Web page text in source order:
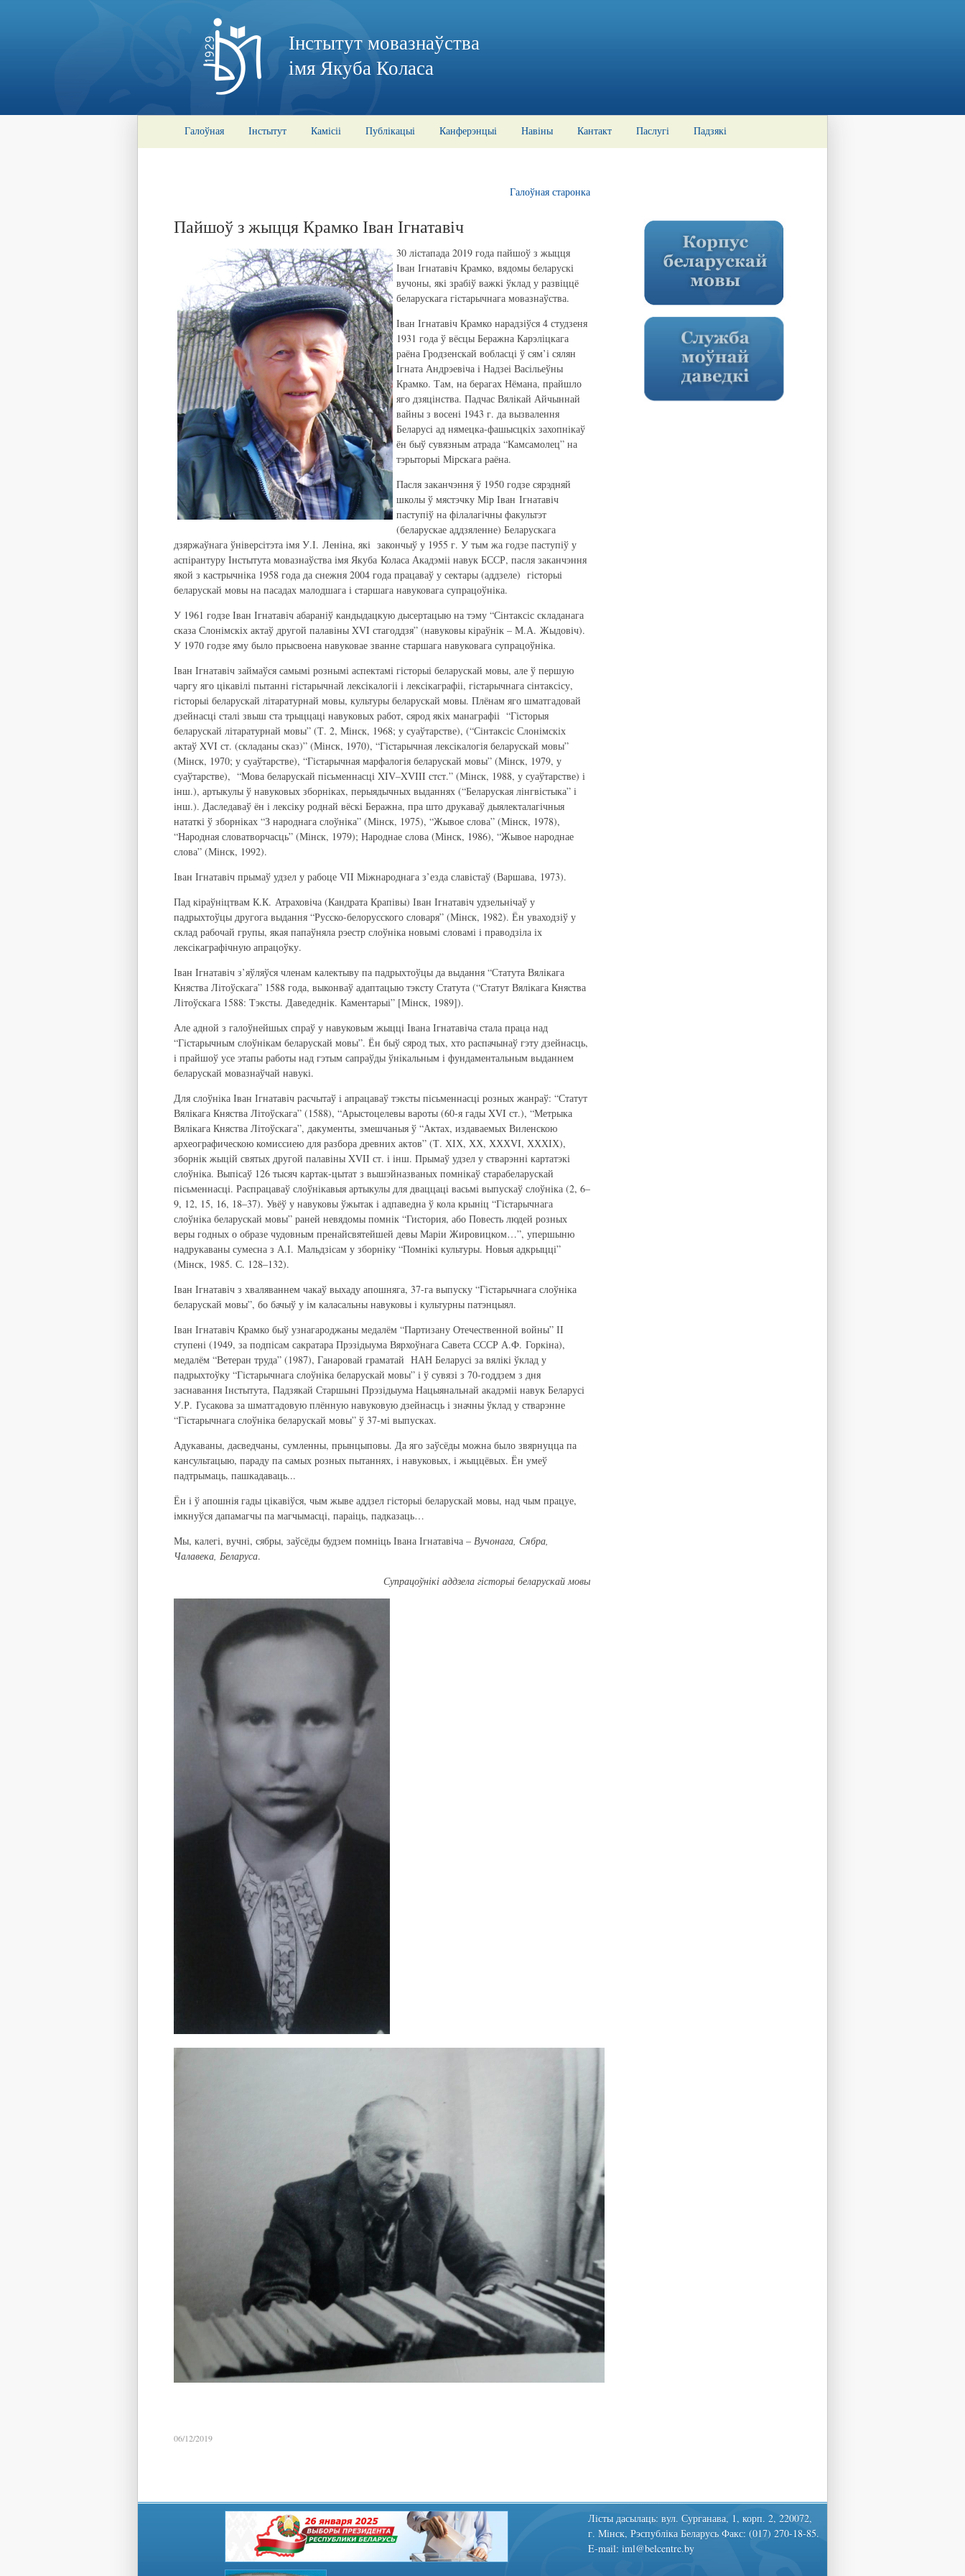
Інстытут мовазнаўства
імя Якуба Коласа
Галоўная Інстытут Камісіі Публікацыі Канферэнцыі Навіны Кантакт Паслугі Падзякі
Галоўная старонка
Пайшоў з жыцця Крамко Іван Ігнатавіч
30 лістапада 2019 года пайшоў з жыцця
Іван Ігнатавіч Крамко, вядомы беларускі
вучоны, які зрабіў важкі ўклад у развіццё
беларускага гістарычнага мовазнаўства.
Іван Ігнатавіч Крамко нарадзіўся 4 студзеня
1931 года ў вёсцы Беражна Карэліцкага
раёна Гродзенскай вобласці ў сям’і сялян
Ігната Андрэевіча і Надзеі Васільеўны
Крамко. Там, на берагах Нёмана, прайшло
яго дзяцінства. Падчас Вялікай Айчыннай
вайны з восені 1943 г. да вызвалення
Беларусі ад нямецка-фашысцкіх захопнікаў
ён быў сувязным атрада “Камсамолец” на
тэрыторыі Мірскага раёна.
Пасля заканчэння ў 1950 годзе сярэдняй
школы ў мястэчку Мір Іван Ігнатавіч
паступіў на філалагічны факультэт
(беларускае аддзяленне) Беларускага
дзяржаўнага ўніверсітэта імя У.І. Леніна, які закончыў у 1955 г. У тым жа годзе паступіў у
аспірантуру Інстытута мовазнаўства імя Якуба Коласа Акадэміі навук БССР, пасля заканчэння
якой з кастрычніка 1958 года да снежня 2004 года працаваў у сектары (аддзеле) гісторыі
беларускай мовы на пасадах малодшага і старшага навуковага супрацоўніка.
У 1961 годзе Іван Ігнатавіч абараніў кандыдацкую дысертацыю на тэму “Сінтаксіс складанага
сказа Слонімскіх актаў другой палавіны XVI стагоддзя” (навуковы кіраўнік – М.А. Жыдовіч).
У 1970 годзе яму было прысвоена навуковае званне старшага навуковага супрацоўніка.
Іван Ігнатавіч займаўся самымі рознымі аспектамі гісторыі беларускай мовы, але ў першую
чаргу яго цікавілі пытанні гістарычнай лексікалогіі і лексікаграфіі, гістарычнага сінтаксісу,
гісторыі беларускай літаратурнай мовы, культуры беларускай мовы. Плёнам яго шматгадовай
дзейнасці сталі звыш ста трыццаці навуковых работ, сярод якіх манаграфіі “Гісторыя
беларускай літаратурнай мовы” (Т. 2, Мінск, 1968; у суаўтарстве), (“Сінтаксіс Слонімскіх
актаў XVI ст. (складаны сказ)” (Мінск, 1970), “Гістарычная лексікалогія беларускай мовы”
(Мінск, 1970; у суаўтарстве), “Гістарычная марфалогія беларускай мовы” (Мінск, 1979, у
суаўтарстве), “Мова беларускай пісьменнасці XIV–XVIII стст.” (Мінск, 1988, у суаўтарстве) і
інш.), артыкулы ў навуковых зборніках, перыядычных выданнях (“Беларуская лінгвістыка” і
інш.). Даследаваў ён і лексіку роднай вёскі Беражна, пра што друкаваў дыялекталагічныя
нататкі ў зборніках “З народнага слоўніка” (Мінск, 1975), “Жывое слова” (Мінск, 1978),
“Народная словатворчасць” (Мінск, 1979); Народнае слова (Мінск, 1986), “Жывое народнае
слова” (Мінск, 1992).
Іван Ігнатавіч прымаў удзел у рабоце VII Міжнароднага з’езда славістаў (Варшава, 1973).
Пад кіраўніцтвам К.К. Атраховіча (Кандрата Крапівы) Іван Ігнатавіч удзельнічаў у
падрыхтоўцы другога выдання “Русско-белорусского словаря” (Мінск, 1982). Ён уваходзіў у
склад рабочай групы, якая папаўняла рэестр слоўніка новымі словамі і праводзіла іх
лексікаграфічную апрацоўку.
Іван Ігнатавіч з’яўляўся членам калектыву па падрыхтоўцы да выдання “Статута Вялікага
Княства Літоўскага” 1588 года, выконваў адаптацыю тэксту Статута (“Статут Вялікага Княства
Літоўскага 1588: Тэксты. Даведеднік. Каментарыі” [Мінск, 1989]).
Але адной з галоўнейшых спраў у навуковым жыцці Івана Ігнатавіча стала праца над
“Гістарычным слоўнікам беларускай мовы”. Ён быў сярод тых, хто распачынаў гэту дзейнасць,
і прайшоў усе этапы работы над гэтым сапраўды ўнікальным і фундаментальным выданнем
беларускай мовазнаўчай навукі.
Для слоўніка Іван Ігнатавіч расчытаў і апрацаваў тэксты пісьменнасці розных жанраў: “Статут
Вялікага Княства Літоўскага” (1588), “Арыстоцелевы вароты (60-я гады XVI ст.), “Метрыка
Вялікага Княства Літоўскага”, дакументы, змешчаныя ў “Актах, издаваемых Виленскою
археографическою комиссиею для разбора древних актов” (Т. ХІХ, ХХ, ХХХVI, ХХХІХ),
зборнік жыцій святых другой палавіны XVII ст. і інш. Прымаў удзел у стварэнні картатэкі
слоўніка. Выпісаў 126 тысяч картак-цытат з вышэйназваных помнікаў старабеларускай
пісьменнасці. Распрацаваў слоўнікавыя артыкулы для дваццаці васьмі выпускаў слоўніка (2, 6–
9, 12, 15, 16, 18–37). Увёў у навуковы ўжытак і адпаведна ў кола крыніц “Гістарычнага
слоўніка беларускай мовы” раней невядомы помнік “Гистория, або Повесть людей розных
веры годных о образе чудовным пренайсвятейшей девы Маріи Жировицком…”, упершыню
надрукаваны сумесна з А.І. Мальдзісам у зборніку “Помнікі культуры. Новыя адкрыцці”
(Мінск, 1985. С. 128–132).
Іван Ігнатавіч з хваляваннем чакаў выхаду апошняга, 37-га выпуску “Гістарычнага слоўніка
беларускай мовы”, бо бачыў у ім каласальны навуковы і культурны патэнцыял.
Іван Ігнатавіч Крамко быў узнагароджаны медалём “Партизану Отечественной войны” ІІ
ступені (1949, за подпісам сакратара Прэзідыума Вярхоўнага Савета СССР А.Ф. Горкіна),
медалём “Ветеран труда” (1987), Ганаровай граматай НАН Беларусі за вялікі ўклад у
падрыхтоўку “Гістарычнага слоўніка беларускай мовы” і ў сувязі з 70-годдзем з дня
заснавання Інстытута, Падзякай Старшыні Прэзідыума Нацыянальнай акадэміі навук Беларусі
У.Р. Гусакова за шматгадовую плённую навуковую дзейнасць і значны ўклад у стварэнне
“Гістарычнага слоўніка беларускай мовы” ў 37-мі выпусках.
Адукаваны, дасведчаны, сумленны, прынцыповы. Да яго заўсёды можна было звярнуцца па
кансультацыю, параду па самых розных пытаннях, і навуковых, і жыццёвых. Ён умеў
падтрымаць, пашкадаваць...
Ён і ў апошнія гады цікавіўся, чым жыве аддзел гісторыі беларускай мовы, над чым працуе,
імкнуўся дапамагчы па магчымасці, параіць, падказаць…
Мы, калегі, вучні, сябры, заўсёды будзем помніць Івана Ігнатавіча – Вучонага, Сябра,
Чалавека, Беларуса.
Супрацоўнікі аддзела гісторыі беларускай мовы
06/12/2019
Лiсты дасылаць: вул. Сурганава, 1, корп. 2, 220072,
г. Мінск, Рэспубліка Беларусь Факс: (017) 270-18-85.
E-mail: iml@belcentre.by